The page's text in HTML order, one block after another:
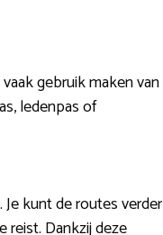
gebruik maken van
ledenpas of
kunt de routes verder
reist. Dankzij deze